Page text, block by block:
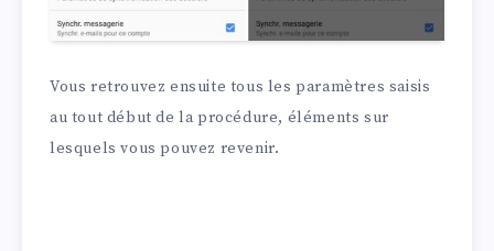
Vous retrouvez ensuite tous les paramètres saisis
au tout début de la procédure, éléments sur
lesquels vous pouvez revenir.